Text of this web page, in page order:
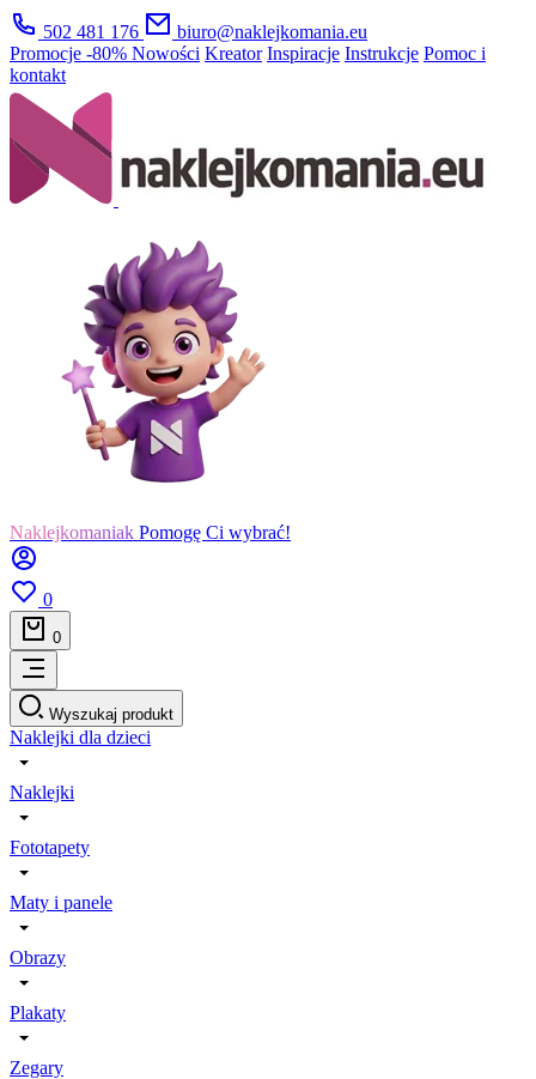
502 481 176
biuro@naklejkomania.eu
Promocje -80% Nowości Kreator Inspiracje Instrukcje Pomoc i
kontakt
Naklejkomaniak Pomogę Ci wybrać!
0
0
Wyszukaj produkt
Naklejki dla dzieci
Naklejki
Fototapety
Maty i panele
Obrazy
Plakaty
Zegary